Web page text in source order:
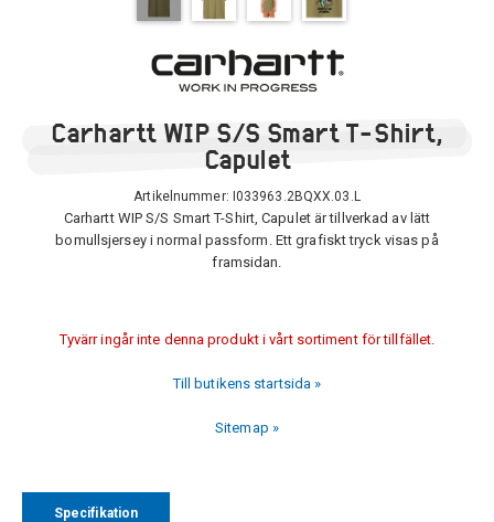
Carhartt WIP S/S Smart T-Shirt,
Capulet
Artikelnummer: I033963.2BQXX.03.L
Carhartt WIP S/S Smart T-Shirt, Capulet är tillverkad av lätt
bomullsjersey i normal passform. Ett grafiskt tryck visas på
framsidan.
Tyvärr ingår inte denna produkt i vårt sortiment för tillfället.
Till butikens startsida »
Sitemap »
Specifikation